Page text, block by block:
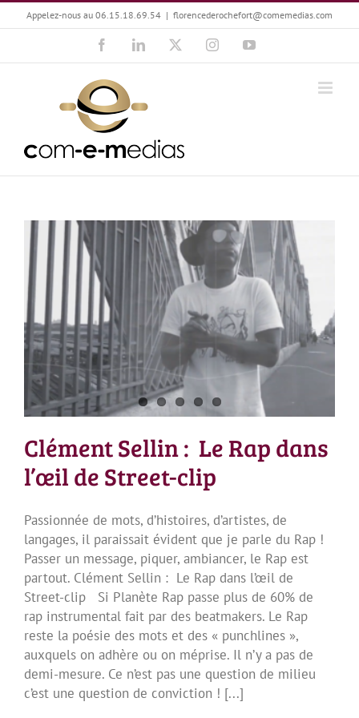
Passer
au
Appelez-nous au 06.15.18.69.54 | florencederochefort@comemedias.com
FacebookLinkedIn InstagramYouTube
Clément Sellin : Le Rap dans l’œil de Street-clip
Clément Sellin : Le Rap dans
l’œil de Street-clip
Passionnée de mots, d’histoires, d’artistes, de
langages, il paraissait évident que je parle du Rap !
Passer un message, piquer, ambiancer, le Rap est
partout. Clément Sellin : Le Rap dans l’œil de
Street-clip Si Planète Rap passe plus de 60% de
rap instrumental fait par des beatmakers. Le Rap
reste la poésie des mots et des « punchlines »,
auxquels on adhère ou on méprise. Il n’y a pas de
demi-mesure. Ce n’est pas une question de milieu
c’est une question de conviction ! [...]